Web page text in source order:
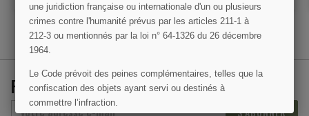
RECEVEZ NOS OFFRES SPÉCIALES
S’ABONNER
une juridiction française ou internationale d'un ou plusieurs
crimes contre l'humanité prévus par les articles 211-1 à
212-3 ou mentionnés par la loi n° 64-1326 du 26 décembre
1964.
Le Code prévoit des peines complémentaires, telles que la
confiscation des objets ayant servi ou destinés à
commettre l’infraction.